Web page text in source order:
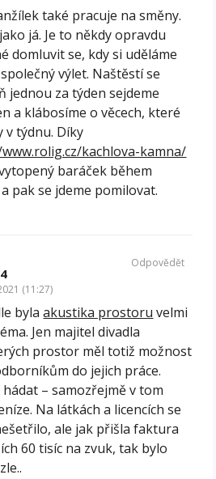
také pracuje na směny.
já. Je to někdy opravdu
domluvit se, kdy si uděláme
výlet. Naštěstí se
jednou za týden sejdeme
a klábosíme o věcech, které
v týdnu. Díky
kachlova-kamna/
baráček během
pak se jdeme pomilovat.
(11:27)
bylaakustika prostoru velmi
Jen majitel divadla
prostor měl totiž možnost
do jejich práce.
– samozřejmě v tom
Na látkách a licencích se
ale jak přišla faktura
60 tisíc na zvuk, tak bylo
Odpovědět